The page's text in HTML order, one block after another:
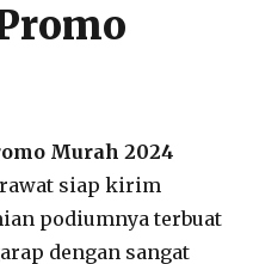
Murah 2024
siap kirim
podiumnya terbuat
dengan sangat